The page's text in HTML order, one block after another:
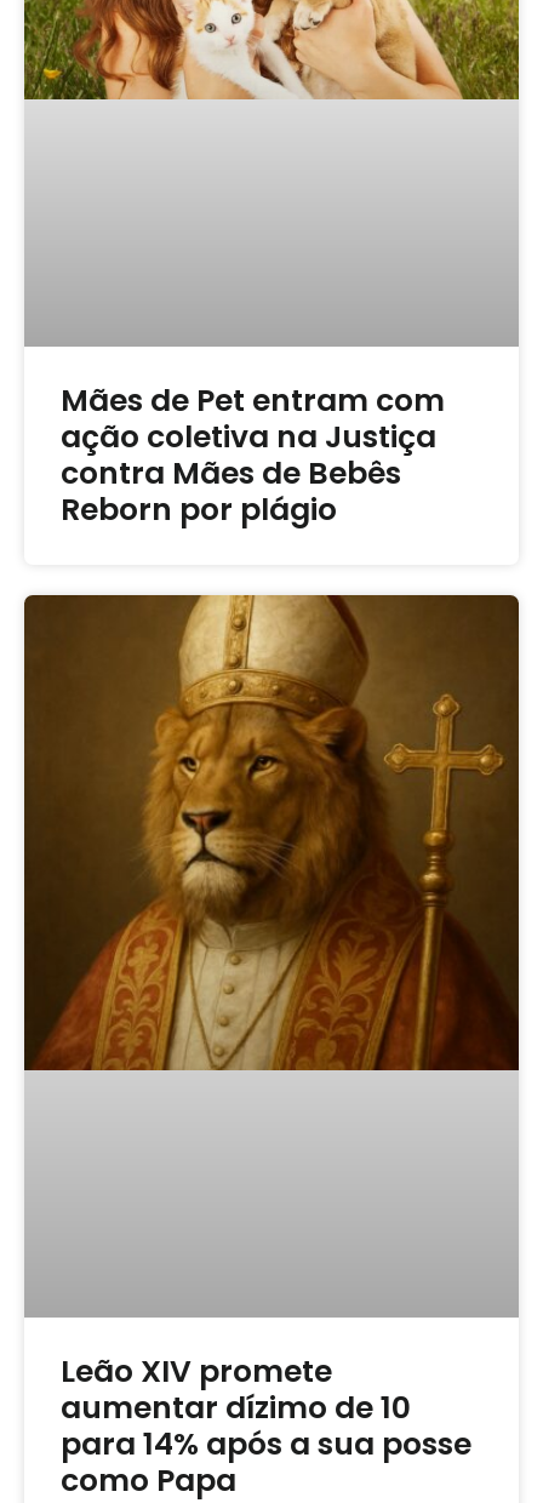
Mães de Pet entram com
ação coletiva na Justiça
contra Mães de Bebês
Reborn por plágio
Leão XIV promete
aumentar dízimo de 10
para 14% após a sua posse
como Papa